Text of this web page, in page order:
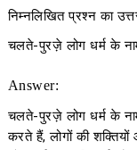
निम्नलिखित प्रश्न का
चलते-पुरज़े लोग धर्म के
Answer:
चलते-पुरज़े लोग धर्म के
करते हैं, लोगों की